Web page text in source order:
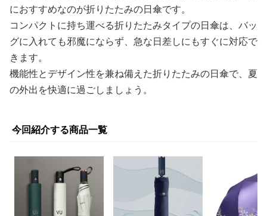
におすすめなのが折りたたみの日傘です。
コンパクトに持ち運べる折りたたみタイプの日傘は、バッ
グに入れても邪魔にならず、急な日差しにもすぐに対応で
きます。
機能性とデザイン性を兼ね備えた折りたたみの日傘で、夏
の外出を快適に過ごしましょう。
今回紹介する商品一覧